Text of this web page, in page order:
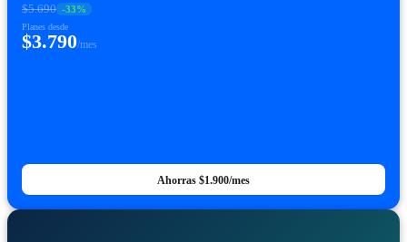
$5.690 -33%
Planes desde
$3.790/mes
Ahorras $1.900/mes